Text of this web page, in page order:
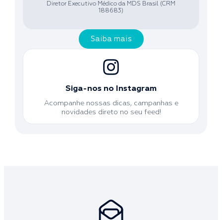
Diretor Executivo Médico da MDS Brasil (CRM
188683)
Saiba mais
Siga-nos no Instagram
Acompanhe nossas dicas, campanhas e
novidades direto no seu feed!